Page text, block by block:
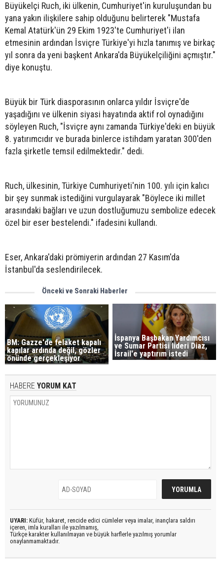
Büyükelçi Ruch, iki ülkenin, Cumhuriyet'in kuruluşundan bu
yana yakın ilişkilere sahip olduğunu belirterek "Mustafa
Kemal Atatürk'ün 29 Ekim 1923'te Cumhuriyet'i ilan
etmesinin ardından İsviçre Türkiye'yi hızla tanımış ve birkaç
yıl sonra da yeni başkent Ankara'da Büyükelçiliğini açmıştır."
diye konuştu.
Büyük bir Türk diasporasının onlarca yıldır İsviçre'de
yaşadığını ve ülkenin siyasi hayatında aktif rol oynadığını
söyleyen Ruch, "İsviçre aynı zamanda Türkiye'deki en büyük
8. yatırımcıdır ve burada binlerce istihdam yaratan 300'den
fazla şirketle temsil edilmektedir." dedi.
Ruch, ülkesinin, Türkiye Cumhuriyeti'nin 100. yılı için kalıcı
bir şey sunmak istediğini vurgulayarak "Böylece iki millet
arasındaki bağları ve uzun dostluğumuzu sembolize edecek
özel bir eser bestelendi." ifadesini kullandı.
Eser, Ankara'daki prömiyerin ardından 27 Kasım'da
İstanbul'da seslendirilecek.
Önceki ve Sonraki Haberler
BM: Gazze'de felaket kapalı
kapılar ardında değil, gözler
önünde gerçekleşiyor
İspanya Başbakan Yardımcısı
ve Sumar Partisi lideri Diaz,
İsrail'e yaptırım istedi
HABERE YORUM KAT
UYARI: Küfür, hakaret, rencide edici cümleler veya imalar, inançlara saldırı
içeren, imla kuralları ile yazılmamış,
Türkçe karakter kullanılmayan ve büyük harflerle yazılmış yorumlar
onaylanmamaktadır.